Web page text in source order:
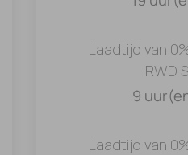
Laadtijd van
RWD
9
Laadtijd van